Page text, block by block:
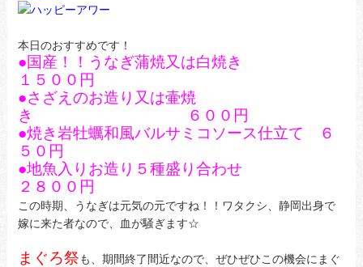
本日のおすすめです！
●国産！！うなぎ蒲焼又は白焼き
１５００円
●さざえ のお造り又は壷焼
き ６００円
●焼き岩牡蠣和風バルサミコソース仕立て ６
５０円
●地魚入りお造り５種盛り合わせ
２８００円
この時期、うなぎは元気の元ですね！！ワタクシ、静岡出身で
嫁に来た者なので、血が騒ぎます☆
まぐろ祭も、期間終了間近なので、ぜひぜひこの機会にまぐ